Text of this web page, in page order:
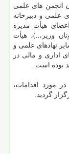
انجمن های علمی
علمی و دبیرخانه
هیأت مدیره
وزیر،..)، هیأت
نهادهای علمی و
اداری و مالی در
بوده است.
مورد اقدامات،
گردید.